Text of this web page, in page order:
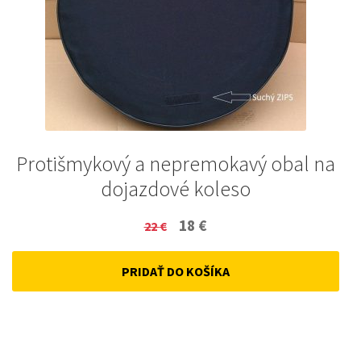
Protišmykový a nepremokavý obal na
dojazdové koleso
22€
Original
price
was:
18 €
price
is:
PRIDAŤ DO KOŠÍKA